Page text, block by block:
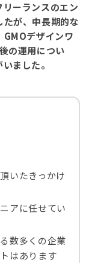
ーランスのエン
が、中長期的な
デザインワ
の運用につい
ました。
いたきっかけ
アに任せてい
数多くの企業
はあります